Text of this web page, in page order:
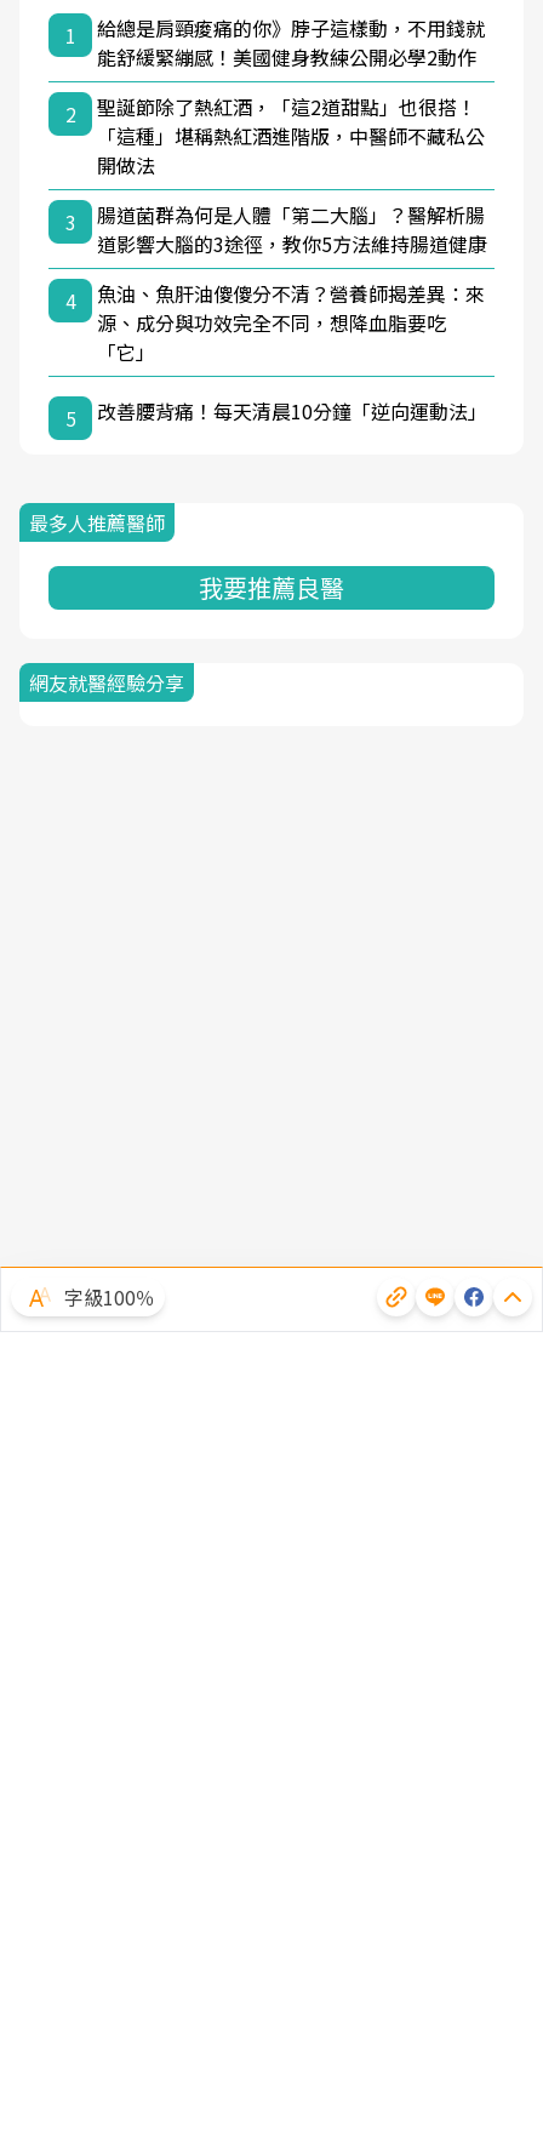
1
給總是肩頸痠痛的你》脖子這樣動，不用錢就
能舒緩緊繃感！美國健身教練公開必學2動作
2
聖誕節除了熱紅酒，「這2道甜點」也很搭！
「這種」堪稱熱紅酒進階版，中醫師不藏私公
開做法
3
腸道菌群為何是人體「第二大腦」？醫解析腸
道影響大腦的3途徑，教你5方法維持腸道健康
4
魚油、魚肝油傻傻分不清？營養師揭差異：來
源、成分與功效完全不同，想降血脂要吃
「它」
5 改善腰背痛！每天清晨10分鐘「逆向運動法」
最多人推薦醫師
我要推薦良醫
網友就醫經驗分享
字級100％